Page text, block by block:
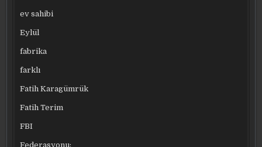
ev sahibi
Eylül
fabrika
farklı
Fatih Karagümrük
Fatih Terim
FBI
Federasyonu: